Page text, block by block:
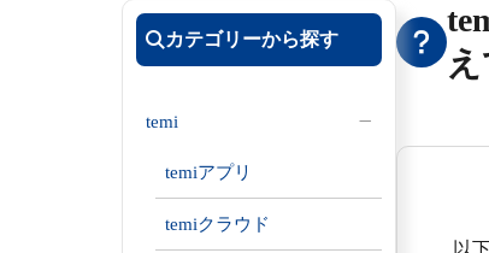
以
カテゴリーから探す
temi
temiアプリ
temiクラウド